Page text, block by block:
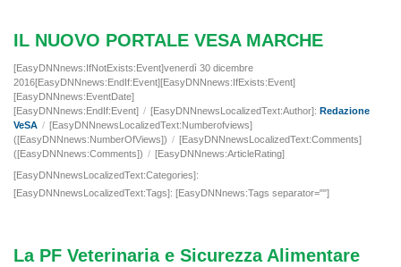
IL NUOVO PORTALE VESA MARCHE
[EasyDNNnews:IfNotExists:Event]venerdì 30 dicembre
2016[EasyDNNnews:EndIf:Event][EasyDNNnews:IfExists:Event]
[EasyDNNnews:EventDate]
[EasyDNNnews:EndIf:Event] / [EasyDNNnewsLocalizedText:Author]: Redazione
VeSA / [EasyDNNnewsLocalizedText:Numberofviews]
([EasyDNNnews:NumberOfViews]) / [EasyDNNnewsLocalizedText:Comments]
([EasyDNNnews:Comments]) / [EasyDNNnews:ArticleRating]
[EasyDNNnewsLocalizedText:Categories]:
[EasyDNNnewsLocalizedText:Tags]: [EasyDNNnews:Tags separator=""]
La PF Veterinaria e Sicurezza Alimentare